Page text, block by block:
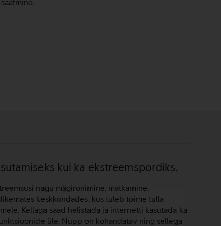
kui ka ekstreemspordiks.
nagu mägironimine, matkamine,
keskkondades, kus tuleb toime tulla
Kellaga saad helistada ja internetti kasutada ka
üle. Nupp on kohandatav ning sellega